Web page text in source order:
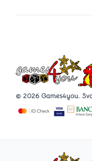
Games4you logo
© 2026 Games4you.